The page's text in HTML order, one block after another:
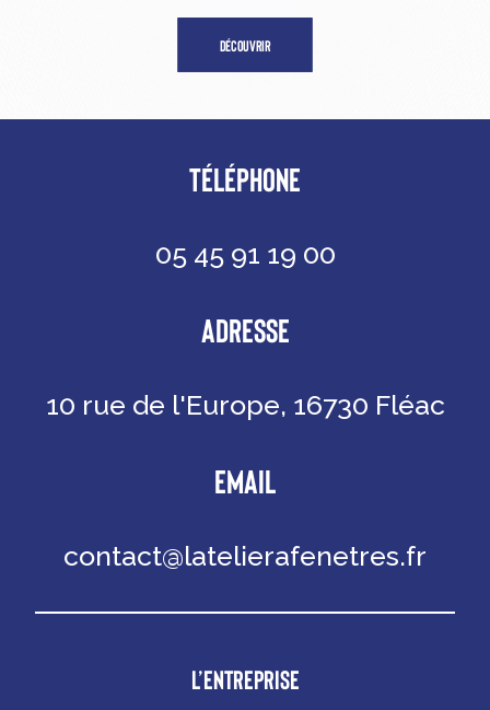
DÉCOUVRIR
TÉLÉPHONE
05 45 91 19 00
ADRESSE
10 rue de l'Europe, 16730 Fléac
EMAIL
contact@latelierafenetres.fr
L’ENTREPRISE